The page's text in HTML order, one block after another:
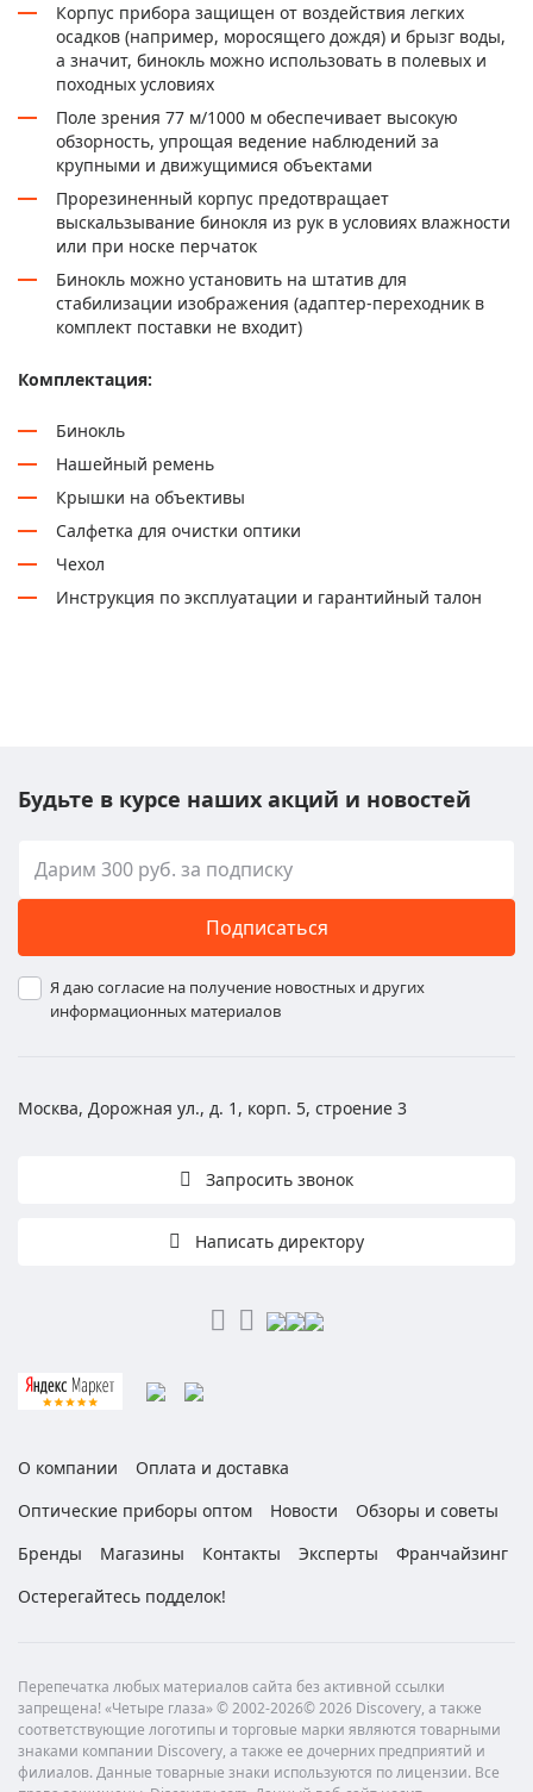
Корпус прибора защищен от воздействия легких
осадков (например, моросящего дождя) и брызг воды,
а значит, бинокль можно использовать в полевых и
походных условиях
Поле зрения 77 м/1000 м обеспечивает высокую
обзорность, упрощая ведение наблюдений за
крупными и движущимися объектами
Прорезиненный корпус предотвращает
выскальзывание бинокля из рук в условиях влажности
или при носке перчаток
Бинокль можно установить на штатив для
стабилизации изображения (адаптер-переходник в
комплект поставки не входит)
Комплектация:
Бинокль
Нашейный ремень
Крышки на объективы
Салфетка для очистки оптики
Чехол
Инструкция по эксплуатации и гарантийный талон
Будьте в курсе наших акций и новостей
Подписаться
Я даю согласие на получение новостных и других
информационных материалов
Москва, Дорожная ул., д. 1, корп. 5, строение 3
Запросить звонок
Написать директору
О компании
Оплата и доставка
Оптические приборы оптом
Новости
Обзоры и советы
Бренды
Магазины Контакты Эксперты
Франчайзинг
Остерегайтесь подделок!
Перепечатка любых материалов сайта без активной ссылки
запрещена! «Четыре глаза» © 2002-2026© 2026 Discovery, а также
соответствующие логотипы и торговые марки являются товарными
знаками компании Discovery, а также ее дочерних предприятий и
филиалов. Данные товарные знаки используются по лицензии. Все